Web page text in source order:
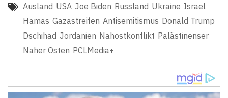
Ausland USA Joe Biden Russland Ukraine Israel
Hamas Gazastreifen Antisemitismus Donald Trump
Dschihad Jordanien Nahostkonflikt Palästinenser
Naher Osten PCLMedia+